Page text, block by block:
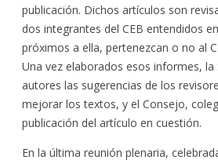
publicación. Dichos artículos son
dos integrantes del CEB entendidos
próximos a ella, pertenezcan o no al
Una vez elaborados esos informes, la
autores las sugerencias de los
mejorar los textos, y el Consejo,
publicación del artículo en cuestión.
En la última reunión plenaria,